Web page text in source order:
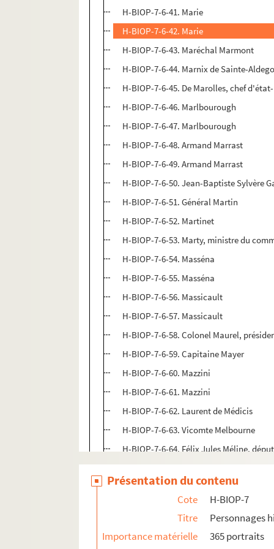
H-BIOP-7-6-41. Marie
H-BIOP-7-6-42. Marie
H-BIOP-7-6-43. Maréchal Marmont
H-BIOP-7-6-44. Marnix de Sainte-
H-BIOP-7-6-45. De Marolles, chef
H-BIOP-7-6-46. Marlbourough
H-BIOP-7-6-47. Marlbourough
H-BIOP-7-6-48. Armand Marrast
H-BIOP-7-6-49. Armand Marrast
H-BIOP-7-6-50. Jean-Baptiste Sylvère
H-BIOP-7-6-51. Général Martin
H-BIOP-7-6-52. Martinet
H-BIOP-7-6-53. Marty, ministre du
H-BIOP-7-6-54. Masséna
H-BIOP-7-6-55. Masséna
H-BIOP-7-6-56. Massicault
H-BIOP-7-6-57. Massicault
H-BIOP-7-6-58. Colonel Maurel,
H-BIOP-7-6-59. Capitaine Mayer
H-BIOP-7-6-60. Mazzini
H-BIOP-7-6-61. Mazzini
H-BIOP-7-6-62. Laurent de Médicis
H-BIOP-7-6-63. Vicomte Melbourne
H-BIOP-7-6-64. Félix Jules Méline,
H-BIOP-7-6-65. Général Mellinet
H-BIOP-7-6-66. Amiral de Mello
H-BIOP-7-6-67. Menou
H-BIOP-7-6-68. Général Mercier
H-BIOP-7-6-69. Général Mercier
Présentation du contenu
Cote
H-BIOP-7
Titre
Personnages
Importance matérielle
365 portraits